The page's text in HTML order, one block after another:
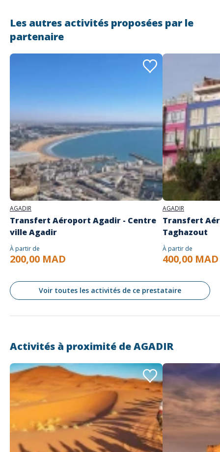
Adresse
Tourarine Tours
51 Place De Souss 80000 AGADIR
Les autres activités proposées par le
partenaire
AGADIR
Transfert Aéroport Agadir - Centre
ville Agadir
À partir de
200,00 MAD
AGADIR
Transfert
Taghazout
À partir de
400,00 MAD
Voir toutes les activités de ce prestataire
Activités à proximité deAGADIR